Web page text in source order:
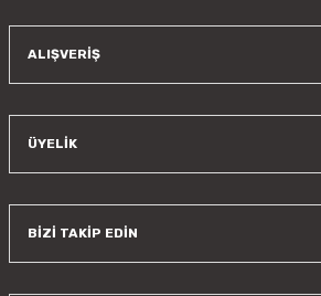
ALIŞVERİŞ
ÜYELİK
BİZİ TAKİP EDİN